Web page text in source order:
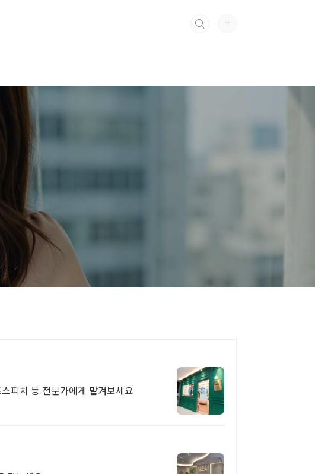
피치 등 전문가에게 맡겨보세요